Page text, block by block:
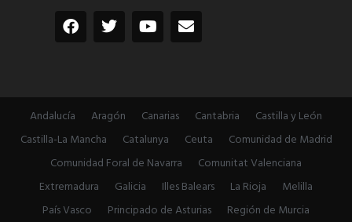
Andalucía Aragón Canarias Cantabria
Castilla y León
Castilla-La Mancha
Catalunya Ceuta
Comunidad de Madrid
Comunidad Foral de Navarra
Comunitat Valenciana
Extremadura
Galicia Illes Balears La Rioja
Melilla
País Vasco
Principado de Asturias Región de Murcia